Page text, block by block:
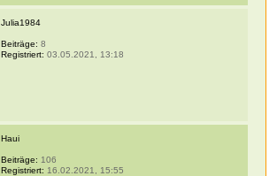
Julia1984
Beiträge: 8
Registriert: 03.05.2021, 13:18
Haui
Beiträge: 106
Registriert: 16.02.2021, 15:55